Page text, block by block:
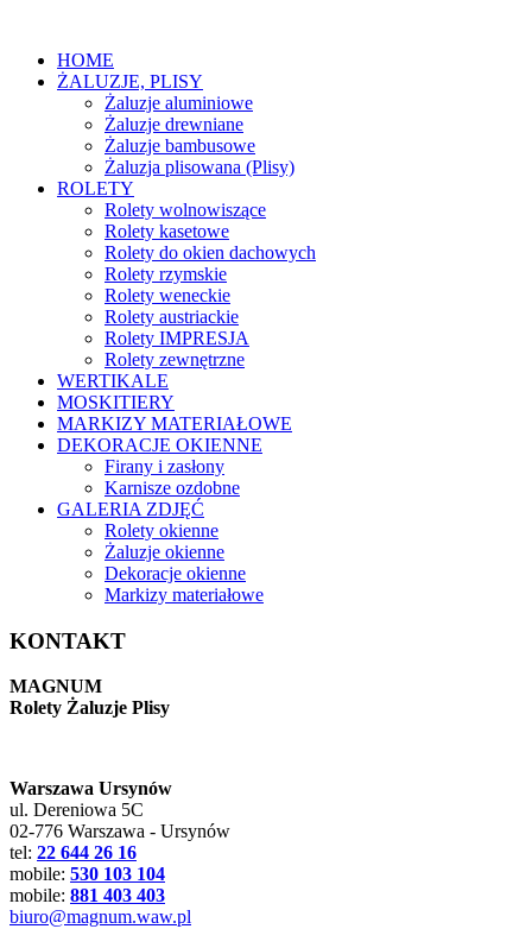
HOME
ŻALUZJE, PLISY
Żaluzje aluminiowe
Żaluzje drewniane
Żaluzje bambusowe
Żaluzja plisowana (Plisy)
ROLETY
Rolety wolnowiszące
Rolety kasetowe
Rolety do okien dachowych
Rolety rzymskie
Rolety weneckie
Rolety austriackie
Rolety IMPRESJA
Rolety zewnętrzne
WERTIKALE
MOSKITIERY
MARKIZY MATERIAŁOWE
DEKORACJE OKIENNE
Firany i zasłony
Karnisze ozdobne
GALERIA ZDJĘĆ
Rolety okienne
Żaluzje okienne
Dekoracje okienne
Markizy materiałowe
KONTAKT
MAGNUM
Rolety Żaluzje Plisy
Warszawa Ursynów
ul. Dereniowa 5C
02-776 Warszawa - Ursynów
tel: 22 644 26 16
mobile: 530 103 104
mobile: 881 403 403
biuro@magnum.waw.pl